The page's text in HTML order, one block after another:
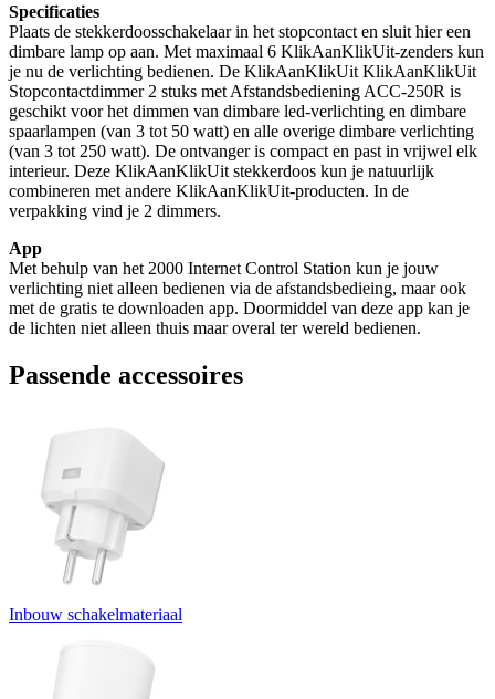
Specificaties
Plaats de stekkerdoosschakelaar in het stopcontact en sluit hier een
dimbare lamp op aan. Met maximaal 6 KlikAanKlikUit-zenders kun
je nu de verlichting bedienen. De KlikAanKlikUit KlikAanKlikUit
Stopcontactdimmer 2 stuks met Afstandsbediening ACC-250R is
geschikt voor het dimmen van dimbare led-verlichting en dimbare
spaarlampen (van 3 tot 50 watt) en alle overige dimbare verlichting
(van 3 tot 250 watt). De ontvanger is compact en past in vrijwel elk
interieur. Deze KlikAanKlikUit stekkerdoos kun je natuurlijk
combineren met andere KlikAanKlikUit-producten. In de
verpakking vind je 2 dimmers.
App
Met behulp van het 2000 Internet Control Station kun je jouw
verlichting niet alleen bedienen via de afstandsbedieing, maar ook
met de gratis te downloaden app. Doormiddel van deze app kan je
de lichten niet alleen thuis maar overal ter wereld bedienen.
Passende accessoires
Inbouw schakelmateriaal